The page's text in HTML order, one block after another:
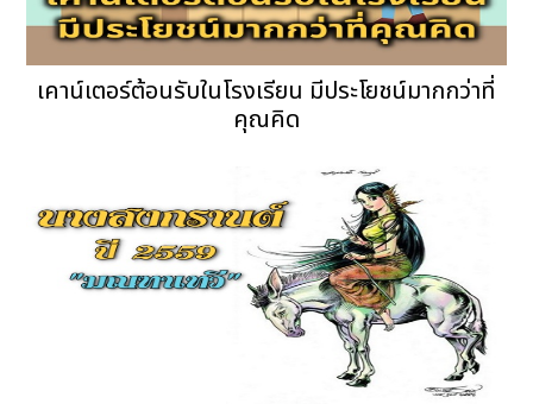
เคาน์เตอร์ต้อนรับในโรงเรียน มีประโยชน์มากกว่าที่
คุณคิด